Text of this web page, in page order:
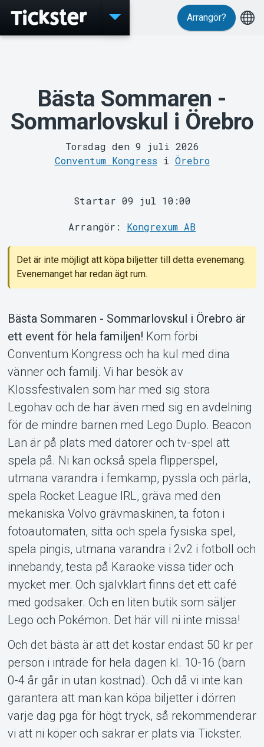
Support
Om Tickster
Arrangör?
Bästa Sommaren -
Sommarlovskul i Örebro
Torsdag den 9 juli 2026
Conventum Kongress i Örebro
Startar 09 jul 10:00
Arrangör: Kongrexum AB
Det är inte möjligt att köpa biljetter till detta evenemang.
Evenemanget har redan ägt rum.
Bästa Sommaren - Sommarlovskul i Örebro är
ett event för hela familjen! Kom förbi
Conventum Kongress och ha kul med dina
vänner och familj. Vi har besök av
Klossfestivalen som har med sig stora
Legohav och de har även med sig en avdelning
för de mindre barnen med Lego Duplo. Beacon
Lan är på plats med datorer och tv-spel att
spela på. Ni kan också spela flipperspel,
utmana varandra i femkamp, pyssla och pärla,
spela Rocket League IRL, gräva med den
mekaniska Volvo grävmaskinen, ta foton i
fotoautomaten, sitta och spela fysiska spel,
spela pingis, utmana varandra i 2v2 i fotboll och
innebandy, testa på Karaoke vissa tider och
mycket mer. Och självklart finns det ett café
med godsaker. Och en liten butik som säljer
Lego och Pokémon. Det här vill ni inte missa!
Och det bästa är att det kostar endast 50 kr per
person i inträde för hela dagen kl. 10-16 (barn
0-4 år går in utan kostnad). Och då vi inte kan
garantera att man kan köpa biljetter i dörren
varje dag pga för högt tryck, så rekommenderar
vi att ni köper och säkrar er plats via Tickster.